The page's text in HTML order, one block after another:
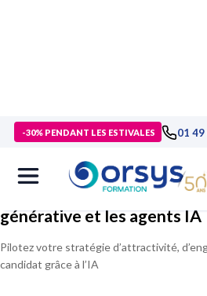
-30% PENDANT LES ESTIVALES 01 49
> Formations>Compétences métiers
marque employeur avec l’IA générative et
Optimiser sa marque
générative et les agents IA
Pilotez votre stratégie d’attractivité,
candidat grâce à l’IA